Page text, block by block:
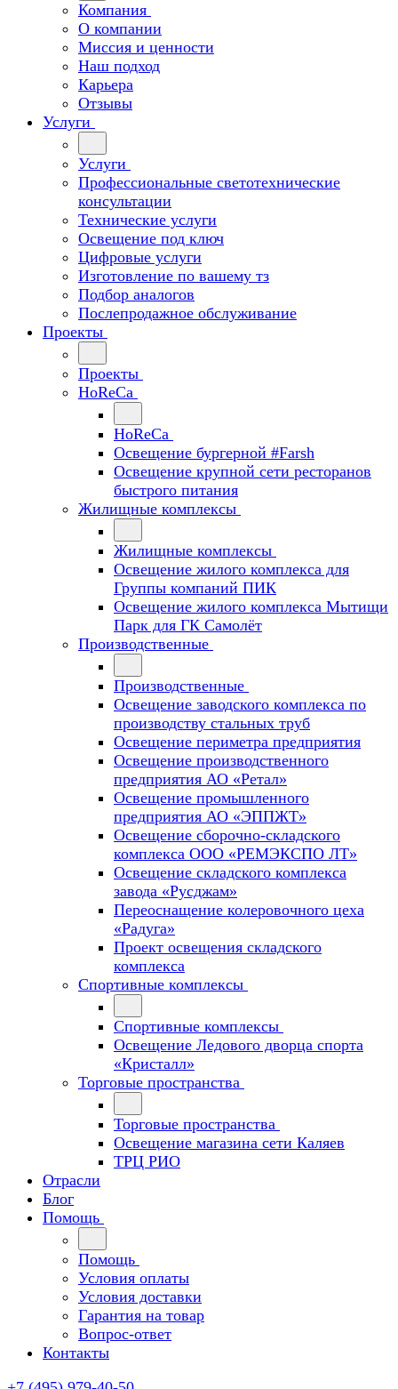
Компания
О компании
Миссия и ценности
Наш подход
Карьера
Отзывы
Услуги
Услуги
Профессиональные светотехнические
консультации
Технические услуги
Освещение под ключ
Цифровые услуги
Изготовление по вашему тз
Подбор аналогов
Послепродажное обслуживание
Проекты
Проекты
HoReCa
HoReCa
Освещение бургерной #Farsh
Освещение крупной сети ресторанов
быстрого питания
Жилищные комплексы
Жилищные комплексы
Освещение жилого комплекса для
Группы компаний ПИК
Освещение жилого комплекса Мытищи
Парк для ГК Самолёт
Производственные
Производственные
Освещение заводского комплекса по
производству стальных труб
Освещение периметра предприятия
Освещение производственного
предприятия АО «Ретал»
Освещение промышленного
предприятия АО «ЭППЖТ»
Освещение сборочно-складского
комплекса ООО «РЕМЭКСПО ЛТ»
Освещение складского комплекса
завода «Русджам»
Переоснащение колеровочного цеха
«Радуга»
Проект освещения складского
комплекса
Спортивные комплексы
Спортивные комплексы
Освещение Ледового дворца спорта
«Кристалл»
Торговые пространства
Торговые пространства
Освещение магазина сети Каляев
ТРЦ РИО
Отрасли
Блог
Помощь
Помощь
Условия оплаты
Условия доставки
Гарантия на товар
Вопрос-ответ
Контакты